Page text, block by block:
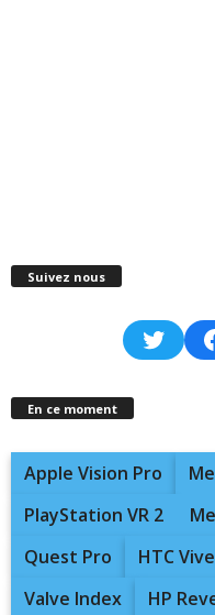
Suivez nous
En ce moment
Apple Vision Pro
PlayStation VR 2
Quest Pro
HTC
Valve Index
HP